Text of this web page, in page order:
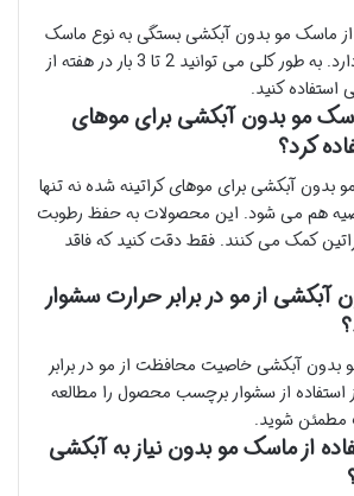
از ماسک مو بدون آبکشی بستگی به نوع ماسک
مو و نیاز موهای شما دارد. به طور کلی می توانید 2 تا 3 بار در هفته از
کنید.
مو بدون آبکشی برای موهای
کرد؟
بدون آبکشی برای موهای کراتینه شده نه تنها
هم می شود. این محصولات به حفظ رطوبت
کمک می کنند. فقط دقت کنید که فاقد
آبکشی از مو در برابر حرارت سشوار
بدون آبکشی خاصیت محافظت از مو در برابر
استفاده از سشوار برچسب محصول را مطالعه
مطمئن شوید.
از ماسک مو بدون نیاز به آبکشی